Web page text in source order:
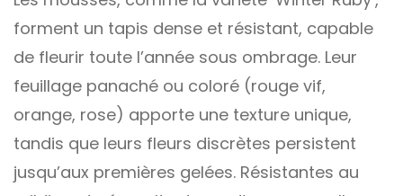
forment un tapis dense et résistant, capable
de fleurir toute l’année sous ombrage. Leur
feuillage panaché ou coloré (rouge vif,
orange, rose) apporte une texture unique,
tandis que leurs fleurs discrètes persistent
jusqu’aux premières gelées. Résistantes au